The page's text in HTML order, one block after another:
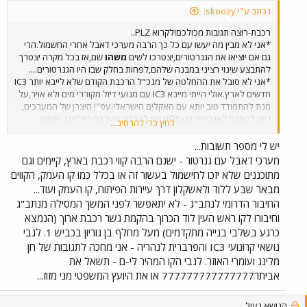
מתקשה ליהנות מהחיבור הגאוני הזה של רכבת-שדה תעופה!!!! האם
החיבור הזה יהיה כפול? *בוא נתפלל להחלטה בעניין הקו החדש לי-ם!!!
איך יכול להיות שאף אחד מהקודקודים במדינה לא מעניין אותו החיבור
המסילתי לבירה??? האם ידוע לכם אילו רכבות עתידות לנסוע בקו? מאחר
והשיפוע גדול, האם מתכוונים להשתמש בקרונועים חשמליים? מול מי ניתן
לברר את קצב העיניינים באישור הקו סופית ותחילת העבודות?? הגיע הזמן
להפסיק את המזמוזים ולהתחיל בעבודות!!! יאללה,תזרימו את
התגובות,מעניין אותי לשמוע מה יש לכם לומר בנ"ל.... חיבוקים....
נכתב ע"י skoozy:
רכבת-רוצה תגובות מכולכם!לקרוא PLZ..
*אני לא מבין מה יעשו עם כל כך הרבה מערכי דאבל אחרי החשמול.הרי
גם אם יוציאו את הגנרטורים,יצטרכו לשים משהו שם,אז בכל מקרה יצטרך
להתבצע שינוי רציני במבנה שלהם,לפחות בחלק שבו היו הגנרטורים....
*אני לא סובל את ההחלטה של מנכ"ל הרכבת הקודם שלא לייבא יותר IC3
חדשים לארץ.אולי הייתי מייבא IC3 עם מנועי דיזל מקוררי מים ולא אויר,על
מנת להתמודד טוב יותא עם האקלים הישראלי.עפ"י היצרן של המערכים,
ניתן להסבם לאנרגייה חשמלית וגם להרכיב מערכת טילטינג. פשוט
מהתחנה,קשה לי להסיר את העיניים,הם פשוט מדהימים בתאוצות שלהם!!
*אני מאוד(!) מקווה שעיריית י-ם החמדנית תאשר לבסוף המשכת הקו
המשודרג עד לחאן!אחרי שדיברתי על זה עם ירושלמים,הבנתי שזה פשוט
עדיף שהרכבת תגיע עם למרכז העיר!!! גם ככה אני לא צופה הרבה טובות
לקו זה....עם זמן נסיעה ארוך כל כך, הנחמה היחידה היא הנוף
המדהים,אבל האם זו סיבה לנסוע מעל שעה לי-ם/ת"א?? במבט על התוואי
המחודש הנבנה,נראה לי שהרכבות ייסעו מקסימום 60 קמ"ש!!! נורא!! אם
יהיו לפחות פעם בשעה רכבות ישירות שלא עוצרות בבית שמש/רמלה אלי
זה יהיה פתרון זמני ביותר,עד לפתיחת הקו החדש. *קווים לצפון-בזבוז! למה
לא בונים דיפו מעט לפני תחנת נהריה?? רכבות הערב מגיעות לנהריה
ונוסעות חזרה לקריות/חיפה מזרח ללא נוסעים! לא חבל על הדלק? למה יש
עיכוב באישורים להכפלת קו נהריה/קריות?? האין הם מבינים כי קו זה
איחראי להרבה איחורים?מאחר והינו קו יחיד, הרבה פעמים רכבות שיוצאות
בזמן מתעכבות מאחר ואלה המגיעות מעכו/קריות מאחרות ונוצר כדור
לחץ כדי להרחיב...
יש לי מספר תשובות...
מערכי דאבל עם גנרטור - ישנם הרבה קווי רכבת בארץ, קיימים וגם
מתוכננים שלא יזכו לחישמול בעשור זה או בכלל כמו קו העמק, הקווים
מבאר שבע ללוד ולאשקלון דרך עיירות הפיתוח, קו העמק ועוד...
החיבור הדרומי לנתב"ג - לא יתאפשר לפני המשך המסילה מנתב"ג
וחיבורו לקו ראש העין לוד הכרוך בהקמת גשר רכבת ארוך (הנמצא
כרגע בשלבי בנייה מתקדמים) מעל מחלף בן גוריון בכביש 1. לגבי
נושאי קרונועי IC3 והפרברית לנהריה - אני מחכה לתגובות של חן
מלינג ועומרי האוזר. לגבי הקו המהיר לי-ם - תשאל את
אביתר777777777777777 או את היועץ המשפטי מני מזוז...